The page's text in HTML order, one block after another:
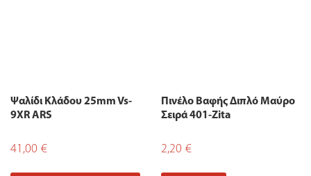
Ψαλίδι Κλάδου 25mm Vs-
9XR ARS
41,00 €
Πινέλο Βαφής Διπλό Μαύρο
Σειρά 401-Zita
2,20 €